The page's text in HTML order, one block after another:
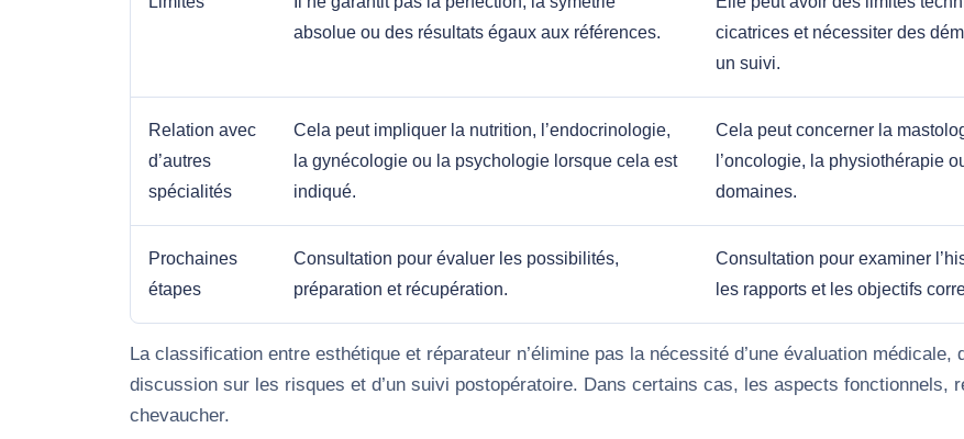
absolue ou des résultats égaux aux références.
cicatrices et nécessiter des
un suivi.
Relation avec
d’autres
spécialités
Cela peut impliquer la nutrition, l’endocrinologie,
la gynécologie ou la psychologie lorsque cela est
indiqué.
Cela peut concerner la
l’oncologie, la physiothérapie
domaines.
Prochaines
étapes
Consultation pour évaluer les possibilités,
préparation et récupération.
Consultation pour examiner
les rapports et les objectifs
La classification entre esthétique et réparateur n’élimine pas la nécessité d’une évaluation médicale,
discussion sur les risques et d’un suivi postopératoire. Dans certains cas, les aspects fonctionnels,
chevaucher.